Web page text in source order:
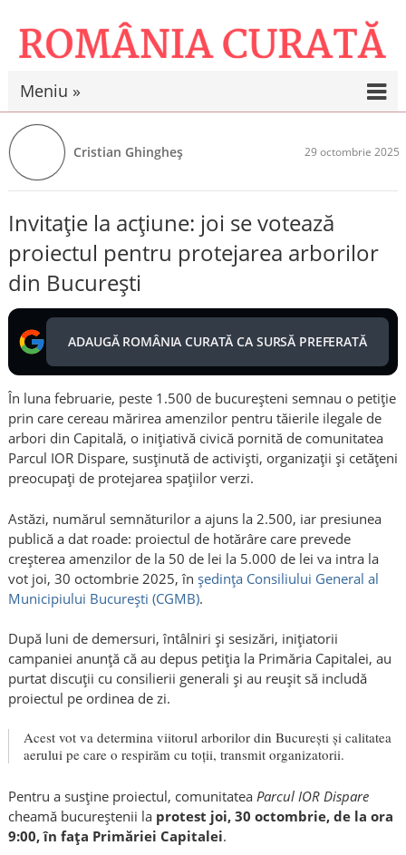
Meniu »
Cristian Ghingheș 29 octombrie 2025
Invitație la acțiune: joi se votează
proiectul pentru protejarea arborilor
din București
ADAUGĂ ROMÂNIA CURATĂ CA SURSĂ PREFERATĂ
În luna februarie, peste 1.500 de bucureșteni semnau o petiție
prin care cereau mărirea amenzilor pentru tăierile ilegale de
arbori din Capitală, o inițiativă civică pornită de comunitatea
Parcul IOR Dispare, susținută de activiști, organizații și cetățeni
preocupați de protejarea spațiilor verzi.
Astăzi, numărul semnăturilor a ajuns la 2.500, iar presiunea
publică a dat roade: proiectul de hotărâre care prevede
creșterea amenzilor de la 50 de lei la 5.000 de lei va intra la
vot joi, 30 octombrie 2025, în ședința Consiliului General al
Municipiului București (CGMB).
După luni de demersuri, întâlniri și sesizări, inițiatorii
campaniei anunță că au depus petiția la Primăria Capitalei, au
purtat discuții cu consilierii generali și au reușit să includă
proiectul pe ordinea de zi.
Acest vot va determina viitorul arborilor din București și calitatea
aerului pe care o respirăm cu toții, transmit organizatorii.
Pentru a susține proiectul, comunitatea Parcul IOR Dispare
cheamă bucureștenii la protest joi, 30 octombrie, de la ora
9:00, în fața Primăriei Capitalei.